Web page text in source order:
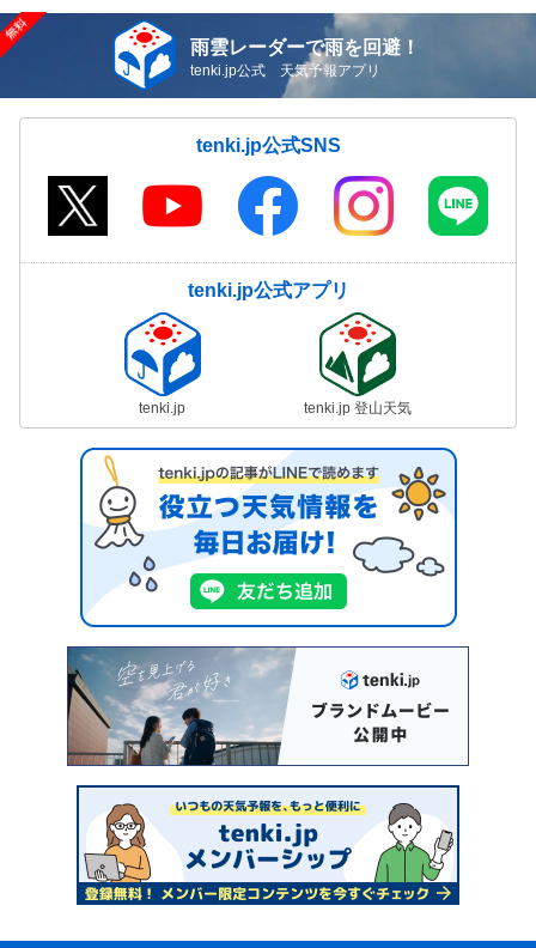
雨雲レーダーで雨を回避！
tenki.jp公式 天気予報アプリ
tenki.jp公式SNS
tenki.jp公式アプリ
tenki.jp tenki.jp 登山天気